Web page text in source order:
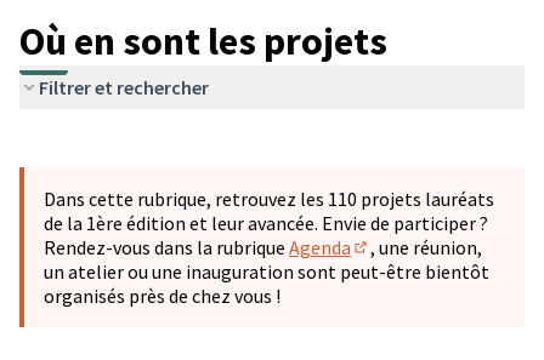
Où en sont les projets
Filtrer et rechercher
−
Dans cette rubrique, retrouvez les 110 projets lauréats
de la 1ère édition et leur avancée. Envie de participer ?
Rendez-vous dans la rubrique Agenda
(S'ouvre dans un
, une réunion,
un atelier ou une inauguration sont peut-être bientôt
organisés près de chez vous !